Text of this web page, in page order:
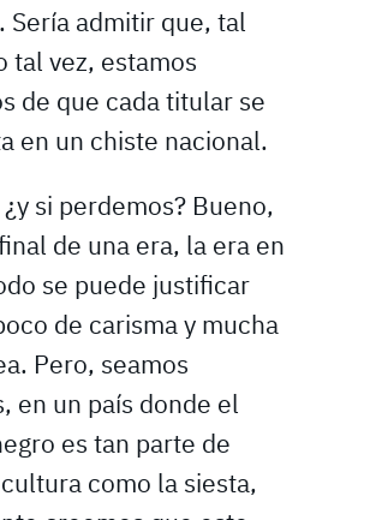
Sería admitir que, tal
tal vez, estamos
de que cada titular se
en un chiste nacional.
si perdemos? Bueno,
de una era, la era en
se puede justificar
de carisma y mucha
Pero, seamos
en un país donde el
es tan parte de
como la siesta,